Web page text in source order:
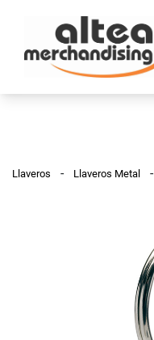
Llaveros - Llaveros Metal -